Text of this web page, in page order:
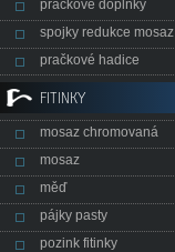
pračkové doplňky
spojky redukce mosaz
pračkové hadice
FITINKY
mosaz chromovaná
mosaz
měď
pájky pasty
pozink fitinky